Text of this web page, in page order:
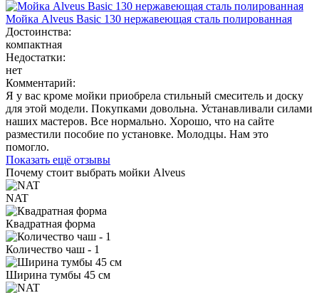
Мойка Alveus Basic 130 нержавеющая сталь полированная
Достоинства:
компактная
Недостатки:
нет
Комментарий:
Я у вас кроме мойки приобрела стильный смеситель и доску
для этой модели. Покупками довольна. Устанавливали силами
наших мастеров. Все нормально. Хорошо, что на сайте
разместили пособие по установке. Молодцы. Нам это
помогло.
Показать ещё отзывы
Почему стоит выбрать мойки Alveus
NAT
Квадратная форма
Количество чаш - 1
Ширина тумбы 45 см